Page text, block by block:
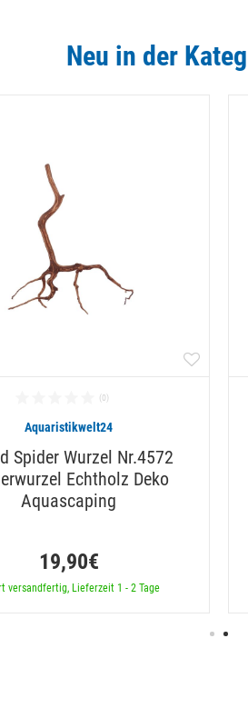
Neu in der
Aquaristikwelt24
Spider Wurzel Nr.4572
Echtholz Deko
Aquascaping
19,90€
versandfertig, Lieferzeit 1 - 2 Tage